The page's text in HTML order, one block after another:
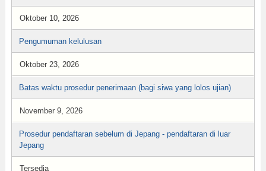
Oktober 10, 2026
Pengumuman kelulusan
Oktober 23, 2026
Batas waktu prosedur penerimaan (bagi siwa yang lolos ujian)
November 9, 2026
Prosedur pendaftaran sebelum di Jepang - pendaftaran di luar
Jepang
Tersedia